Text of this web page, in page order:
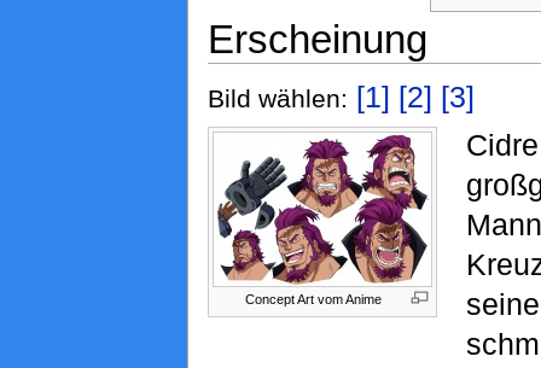
Erscheinung
Bild wählen: [1] [2] [3]
Concept Art vom Anime